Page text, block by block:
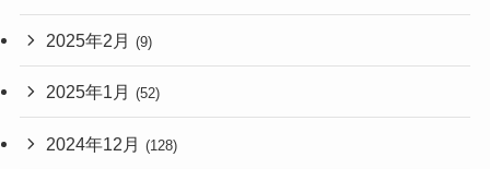
2025年2月 (9)
2025年1月 (52)
2024年12月 (128)